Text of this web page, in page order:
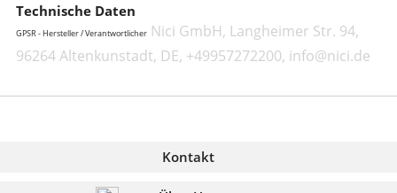
Technische Daten
GPSR - Hersteller / Verantwortlicher Nici GmbH, Langheimer Str. 94,
96264 Altenkunstadt, DE, +49957272200, info@nici.de
Kontakt